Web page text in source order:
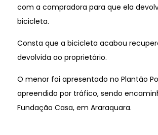
com a compradora para que ela
bicicleta.
Consta que a bicicleta acabou
devolvida ao proprietário.
O menor foi apresentado no Plantão
apreendido por tráfico, sendo
Fundação Casa, em Araraquara.